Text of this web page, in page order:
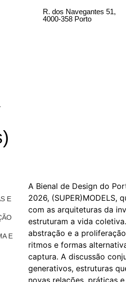
R. dos Navegantes 51,
4000-358 Porto
E
E
A Bienal de Design do
2026, (SUPER)MODELS,
com as arquiteturas da
estruturam a vida
abstração e a
ritmos e formas
captura. A discussão
generativos, estruturas
novas relações, práticas